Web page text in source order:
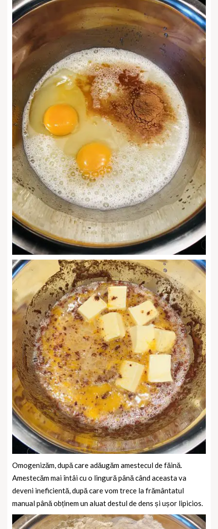
Omogenizăm, după care adăugăm amestecul de făină.
Amestecăm mai întâi cu o lingură până când aceasta va
deveni ineficientă, după care vom trece la frământatul
manual până obținem un aluat destul de dens și ușor lipicios.